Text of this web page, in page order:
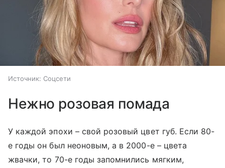
Источник: Соцсети
Нежно розовая помада
У каждой эпохи – свой розовый цвет губ. Если 80-
е годы он был неоновым, а в 2000-е – цвета
жвачки, то 70-е годы запомнились мягким,